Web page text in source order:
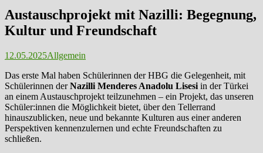
Austauschprojekt mit Nazilli: Begegnung,
Kultur und Freundschaft
12.05.2025Allgemein
Das erste Mal haben Schülerinnen der HBG die Gelegenheit, mit
Schülerinnen derNazilli Menderes Anadolu Lisesi in der Türkei
an einem Austauschprojekt teilzunehmen – ein Projekt, das unseren
Schüler:innen die Möglichkeit bietet, über den Tellerrand
hinauszublicken, neue und bekannte Kulturen aus einer anderen
Perspektiven kennenzulernen und echte Freundschaften zu
schließen.